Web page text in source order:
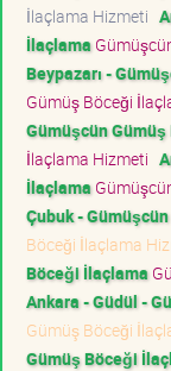
İlaçlama Hizmeti
İlaçlama
Beypazarı -
Gümüş Böceği
Gümüşcün
İlaçlama Hizmeti
İlaçlama
Çubuk -
Böceği İlaçlama
Böceği İlaçlama
Ankara - Güdül -
Gümüş Böceği
Gümüş Böceği